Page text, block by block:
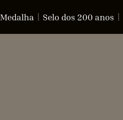
Medalha Selo dos 200 anos